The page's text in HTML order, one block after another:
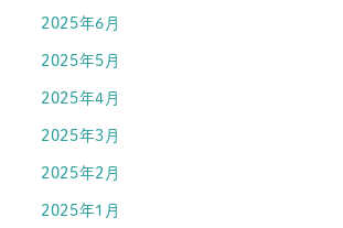
2025年6月
2025年5月
2025年4月
2025年3月
2025年2月
2025年1月